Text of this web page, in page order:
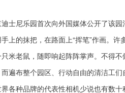
士尼乐园首次向外国媒体公开了该园
上的抹把，在路面上“挥笔”作画。许
米老鼠，随即响起阵阵掌声。不得不
遍布整个园区、行动自由的清洁工们
各种品牌的代表性相机少说也有数十